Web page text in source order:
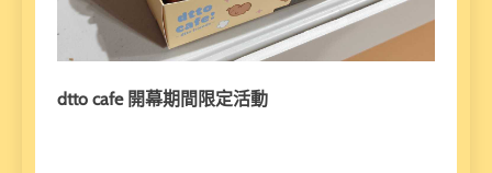
dtto cafe 開幕期間限定活動